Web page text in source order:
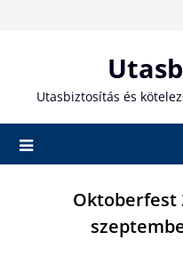
Utasbiztosítás és
Oktoberfest